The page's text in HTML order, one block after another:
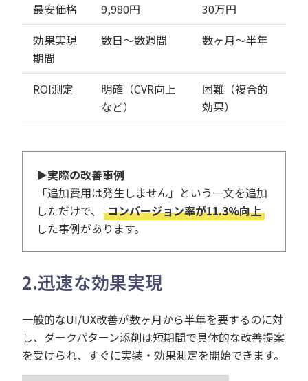
最安価格
9,980円
30万円
効果実現
期間
数日〜数週間 数ヶ月〜半年
ROI測定
明確（CVR向上
など）
困難（複合的
効果）
▶実際の改善事例
「追加費用は発生しません」という一文を追加
しただけで、
コンバージョン率が11.3%向上
した事例があります。
2.迅速な効果実現
一般的なUI/UX改善が数ヶ月から半年を要するのに対
し、ダークパターン添削は短期間で具体的な改善提案
を受けられ、すぐに実装・効果測定を開始できます。